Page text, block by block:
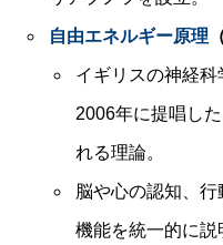
自由エネルギー原理
イギリスの神経
2006年に提唱し
れる理論。
脳や心の認知、
機能を統一的に説